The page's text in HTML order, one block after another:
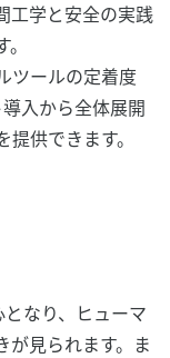
工学と安全の実践
ツールの定着度
入から全体展開
供できます。
なり、ヒューマ
が見られます。ま